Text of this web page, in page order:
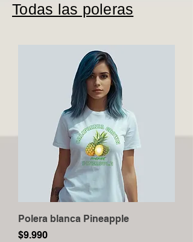
Todas las poleras
Polera blanca Pineapple
Precio
$9.990